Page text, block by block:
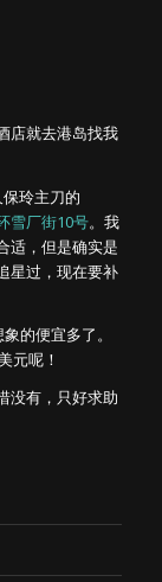
店就去港岛找我
玲主刀的
雪厂街10号。我
适，但是确实是
星过，现在要补
的便宜多了。
元呢！
没有，只好求助